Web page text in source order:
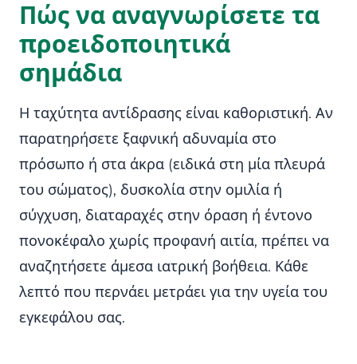
Πώς να αναγνωρίσετε τα
προειδοποιητικά
σημάδια
Η ταχύτητα αντίδρασης είναι καθοριστική. Αν
παρατηρήσετε ξαφνική αδυναμία στο
πρόσωπο ή στα άκρα (ειδικά στη μία πλευρά
του σώματος), δυσκολία στην ομιλία ή
σύγχυση, διαταραχές στην όραση ή έντονο
πονοκέφαλο χωρίς προφανή αιτία, πρέπει να
αναζητήσετε άμεσα ιατρική βοήθεια. Κάθε
λεπτό που περνάει μετράει για την υγεία του
εγκεφάλου σας.